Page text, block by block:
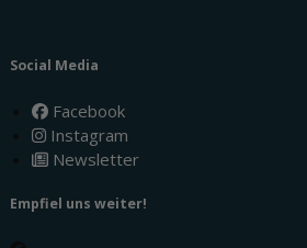
Social Media
Facebook
Instagram
Newsletter
Empfiel uns weiter!